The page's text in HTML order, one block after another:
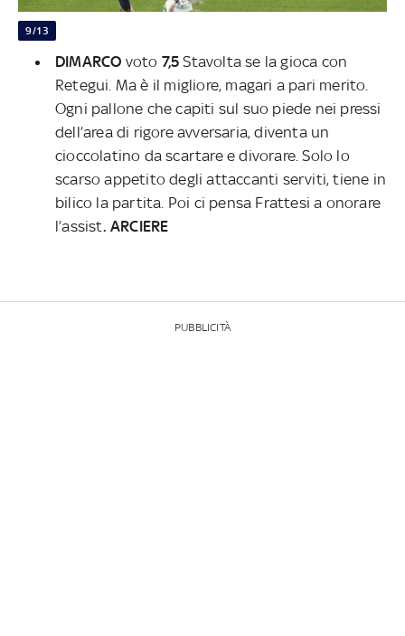
9/13
DIMARCO voto 7,5Stavolta se la gioca con
Retegui. Ma è il migliore, magari a pari merito.
Ogni pallone che capiti sul suo piede nei pressi
dell’area di rigore avversaria, diventa un
cioccolatino da scartare e divorare. Solo lo
scarso appetito degli attaccanti serviti, tiene in
bilico la partita. Poi ci pensa Frattesi a onorare
l’assist. ARCIERE
PUBBLICITÀ